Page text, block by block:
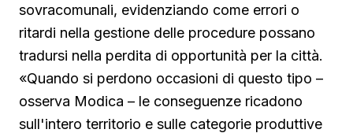
sovracomunali, evidenziando come errori o
ritardi nella gestione delle procedure possano
tradursi nella perdita di opportunità per la città.
«Quando si perdono occasioni di questo tipo –
osserva Modica – le conseguenze ricadono
sull'intero territorio e sulle categorie produttive